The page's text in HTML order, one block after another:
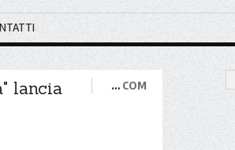
lancia
… COM